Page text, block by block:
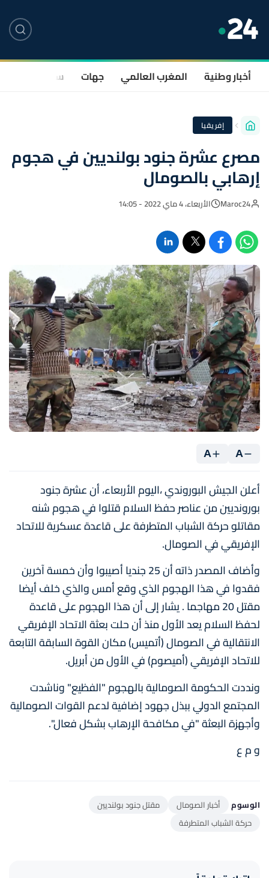
أخبار وطنية المغرب العالمي جهات سياسة
إفريقيا
مصرع عشرة جنود بولنديين في هجوم
إرهابي بالصومال
Maroc24 الأربعاء، 4 ماي 2022 - 14:05
A
A
أعلن الجيش البوروندي ،اليوم الأربعاء، أن عشرة جنود
بورونديين من عناصر حفظ السلام قتلوا في هجوم شنه
مقاتلو حركة الشباب المتطرفة على قاعدة عسكرية للاتحاد
الإفريقي في الصومال.
وأضاف المصدر ذاته أن 25 جنديا أصيبوا وأن خمسة آخرين
فقدوا في هذا الهجوم الذي وقع أمس والذي خلف أيضا
مقتل 20 مهاجما . يشار إلى أن هذا الهجوم على قاعدة
لحفظ السلام يعد الأول منذ أن حلت بعثة الاتحاد الإفريقي
الانتقالية في الصومال (أتميس) مكان القوة السابقة التابعة
للاتحاد الإفريقي (أميصوم) في الأول من أبريل.
ونددت الحكومة الصومالية بالهجوم "الفظيع" وناشدت
المجتمع الدولي ببذل جهود إضافية لدعم القوات الصومالية
وأجهزة البعثة "في مكافحة الإرهاب بشكل فعال".
و م ع
الوسوم أخبار الصومال
مقتل جنود بولنديين
حركة الشباب المتطرفة